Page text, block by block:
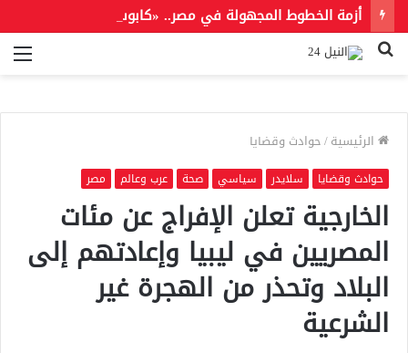
بحث
الرئيسية/حوادث وقضايا
حوادث وقضايا سلايدر سياسي صحة عرب وعالم مصر
الخارجية تعلن الإفراج عن مئات
المصريين في ليبيا وإعادتهم إلى
البلاد وتحذر من الهجرة غير
الشرعية